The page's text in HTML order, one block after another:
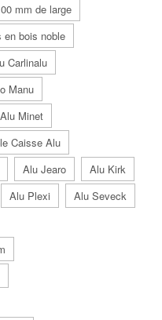
mm de large
en bois noble
Carlinalu
Manu
Minet
Caisse Alu
Alu Jearo
Alu Kirk
Alu Plexi
Alu Seveck